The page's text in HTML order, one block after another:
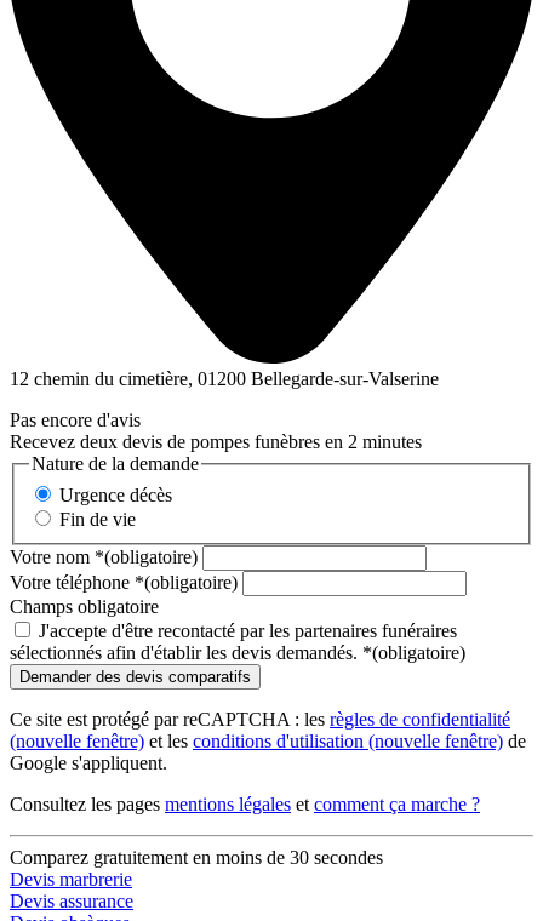
12 chemin du cimetière, 01200 Bellegarde-sur-Valserine
Pas encore d'avis
Recevez deux devis de pompes funèbres en 2 minutes
Nature de la demande
Urgence décès
Fin de vie
Votre nom *(obligatoire)
Votre téléphone *(obligatoire)
Champs obligatoire
J'accepte d'être recontacté par les partenaires funéraires
sélectionnés afin d'établir les devis demandés. *(obligatoire)
Ce site est protégé par reCAPTCHA : les règles de confidentialité
(nouvelle fenêtre) et les conditions d'utilisation (nouvelle fenêtre) de
Google s'appliquent.
Consultez les pages mentions légales et comment ça marche ?
Comparez gratuitement en moins de 30 secondes
Devis marbrerie
Devis assurance